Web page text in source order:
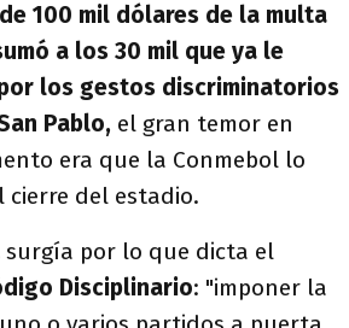
100 mil dólares de la multa
a los 30 mil que ya le
los gestos discriminatorios
Pablo, el gran temor en
era que la Conmebol lo
cierre del estadio.
surgía por lo que dicta el
Disciplinario: "imponer la